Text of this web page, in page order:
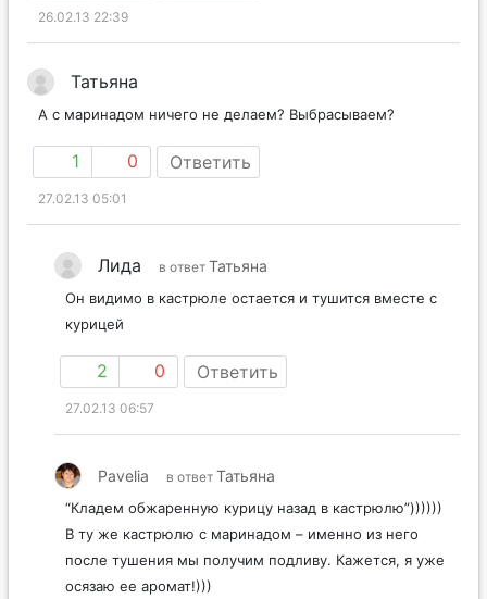
26.02.13 22:39
Татьяна
А с маринадом ничего не делаем? Выбрасываем?
1 0 Ответить
27.02.13 05:01
Лида в ответ Татьяна
Он видимо в кастрюле остается и тушится вместе с
курицей
2 0 Ответить
27.02.13 06:57
Pavelia в ответ Татьяна
“Кладем обжаренную курицу назад в кастрюлю”))))))
В ту же кастрюлю с маринадом – именно из него
после тушения мы получим подливу. Кажется, я уже
осязаю ее аромат!)))